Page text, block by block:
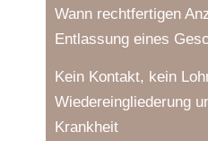
Wann rechtfertigen
Entlassung eines
Kein Kontakt, kein
Wiedereingliederung
Krankheit